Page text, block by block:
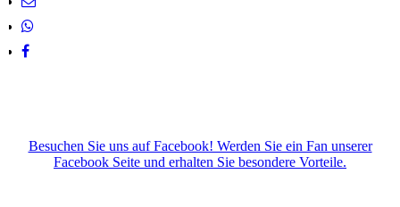
Besuchen Sie uns auf Facebook! Werden Sie ein Fan unserer
Facebook Seite und erhalten Sie besondere Vorteile.